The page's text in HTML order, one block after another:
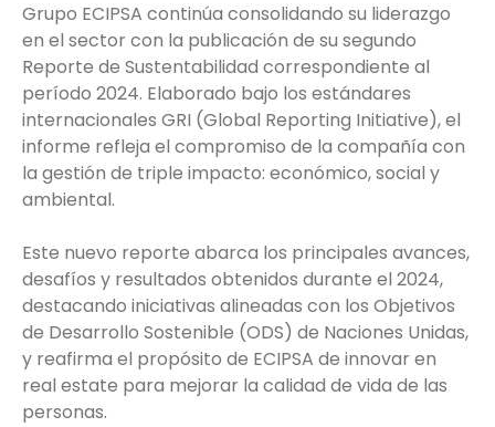
Grupo ECIPSA continúa consolidando su liderazgo
en el sector con la publicación de su segundo
Reporte de Sustentabilidad correspondiente al
período 2024. Elaborado bajo los estándares
internacionales GRI (Global Reporting Initiative), el
informe refleja el compromiso de la compañía con
la gestión de triple impacto: económico, social y
ambiental.
Este nuevo reporte abarca los principales avances,
desafíos y resultados obtenidos durante el 2024,
destacando iniciativas alineadas con los Objetivos
de Desarrollo Sostenible (ODS) de Naciones Unidas,
y reafirma el propósito de ECIPSA de innovar en
real estate para mejorar la calidad de vida de las
personas.